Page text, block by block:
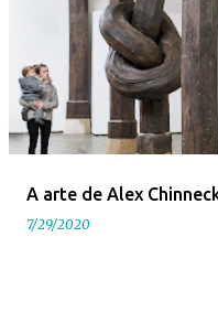
A arte de Alex
7/29/2020